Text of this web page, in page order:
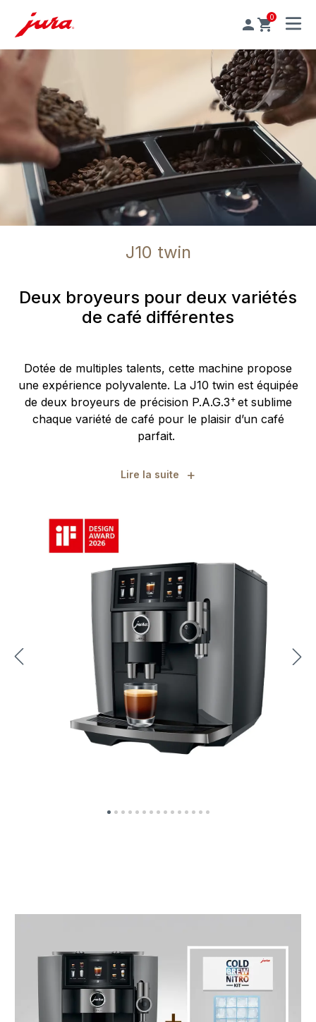
0
MENU
J10 twin
Deux broyeurs pour deux variétés
de café différentes
Dotée de multiples talents, cette machine propose
une expérience polyvalente. La J10 twin est équipée
de deux broyeurs de précision P.A.G.3+ et sublime
chaque variété de café pour le plaisir d’un café
parfait.
Lire la suite +